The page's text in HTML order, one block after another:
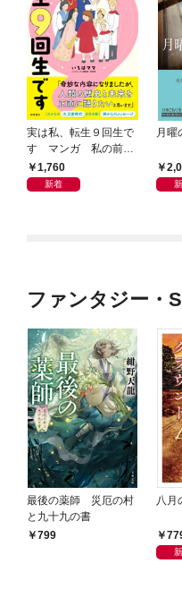
実は私、転生９回生で
す マンガ 私の前世
物語1,760
新着
月曜
ファンタジー・
最後の薬師 災厄の村
と九十九の書
799
八月